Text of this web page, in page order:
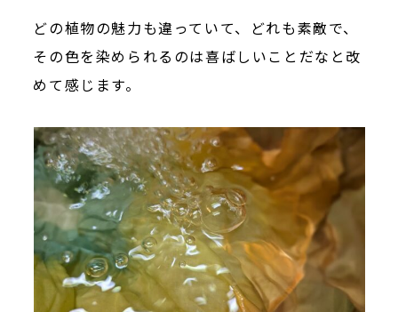
どの植物の魅力も違っていて、どれも素敵で、
その色を染められるのは喜ばしいことだなと改
めて感じます。